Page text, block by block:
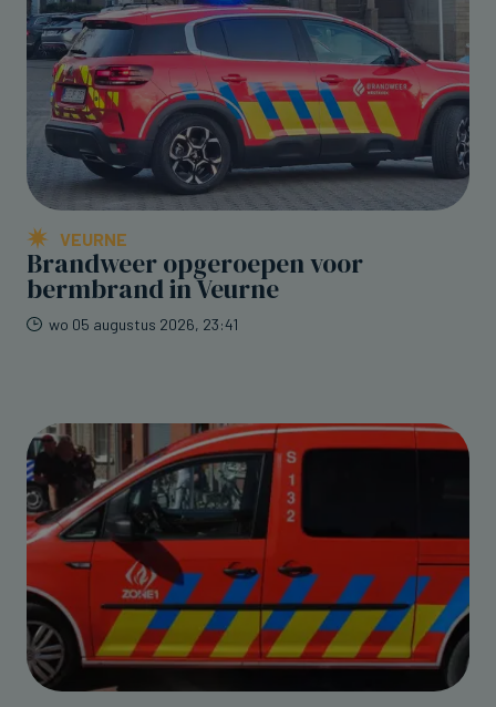
VEURNE
Brandweer opgeroepen voor
bermbrand in Veurne
wo 05 augustus 2026, 23:41